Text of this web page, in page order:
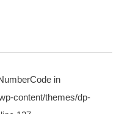
in
content/themes/dp-